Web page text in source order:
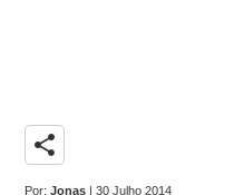
share
Por:Jonas | 30 Julho 2014